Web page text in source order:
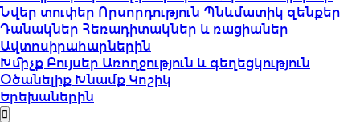
Նվեր տուփեր Որսորդություն Պնևմատիկ զենքեր
Դանակներ Հեռադիտակներ և ռացիաներ
Ավտոսիրահարներին
Խմիչք Բույսեր Առողջություն և գեղեցկություն
Օծանելիք Խնամք Կոշիկ
Երեխաներին